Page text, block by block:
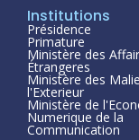
Institutions
Présidence
Primature
Ministère des
Étrangeres
Ministère des
l'Exterieur
Ministère de
Numerique de la
Communication